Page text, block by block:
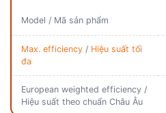
Model / Mã sản phẩm
Max. efficiency / Hiệu suất tối
đa
European weighted efficiency /
Hiệu suất theo chuẩn Châu Âu